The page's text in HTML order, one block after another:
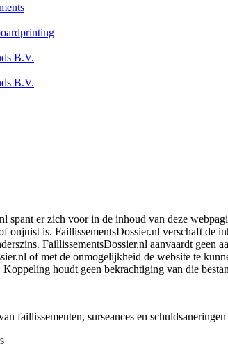
B.V.
B.V.
spant er zich voor in de inhoud van deze
onjuist is. FaillissementsDossier.nl verschaft de
FaillissementsDossier.nl aanvaardt
of met de onmogelijkheid de website te
Koppeling houdt geen bekrachtiging van die
faillissementen, surseances en